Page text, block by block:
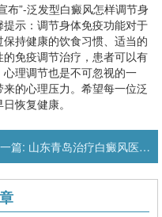
”-泛发型白癜风怎样调节身
示：调节身体免疫功能对于
持健康的饮食习惯、适当的
免疫调节治疗，患者可以有
理调节也是不可忽视的一
的心理压力。希望每一位泛
恢复健康。
篇: 山东青岛治疗白癜风医院-实时公开